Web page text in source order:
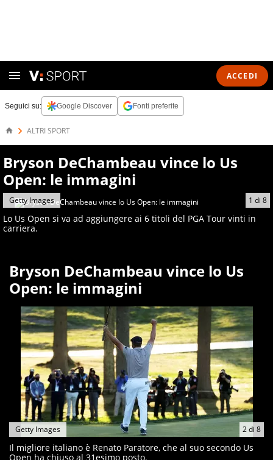
ACCEDI
Seguici su: Google Discover Fonti preferite
ALTRI SPORT
Bryson DeChambeau vince lo Us
Open: le immagini
1 di 8
Getty Images
Lo Us Open si va ad aggiungere ai 6 titoli del PGA Tour vinti in
carriera.
Bryson DeChambeau vince lo Us
Open: le immagini
2di 8
Getty Images
Il migliore italiano è Renato Paratore, che al suo secondo Us
Open ha chiuso al 31esimo posto.